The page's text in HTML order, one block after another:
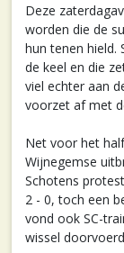
Deze
worden die de
hun tenen hield.
de keel en die
viel echter aan
voorzet af met
Net voor het
Wijnegemse
Schotens
2 - 0, toch een
vond ook SC-
wissel